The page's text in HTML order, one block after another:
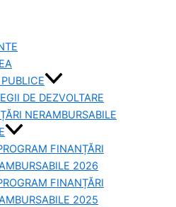
DE DEZVOLTARE
NERAMBURSABILE
FINANȚĂRI
2026
FINANȚĂRI
2025